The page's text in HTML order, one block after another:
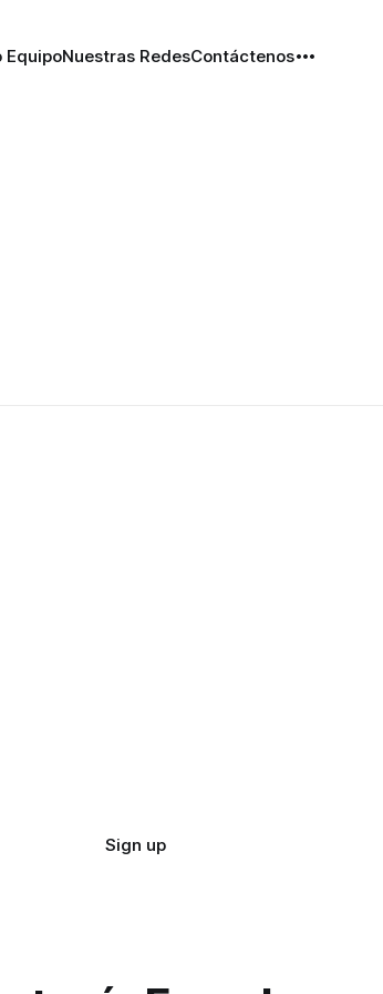
EquipoNuestras RedesContáctenos
Sign up